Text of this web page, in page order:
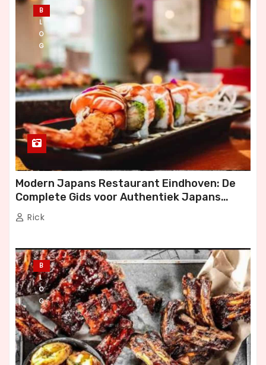
B
L
O
G
Modern Japans Restaurant Eindhoven: De
Complete Gids voor Authentiek Japans
Dineren
Rick
B
L
O
G